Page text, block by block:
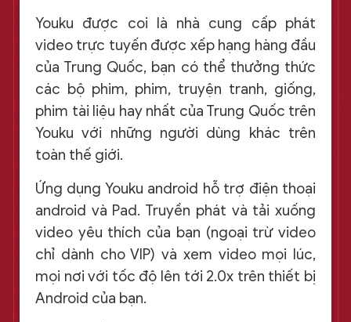
Youku được coi là nhà cung cấp phát
video trực tuyến được xếp hạng hàng đầu
của Trung Quốc, bạn có thể thưởng thức
các bộ phim, phim, truyện tranh, giống,
phim tài liệu hay nhất của Trung Quốc trên
Youku với những người dùng khác trên
toàn thế giới.
Ứng dụng Youku android hỗ trợ điện thoại
android và Pad. Truyền phát và tải xuống
video yêu thích của bạn (ngoại trừ video
chỉ dành cho VIP) và xem video mọi lúc,
mọi nơi với tốc độ lên tới 2.0x trên thiết bị
Android của bạn.